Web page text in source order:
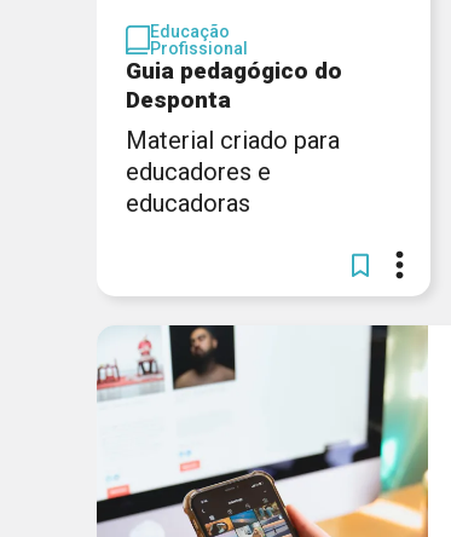
Educação
Profissional
Guia pedagógico do
Desponta
Material criado para
educadores e
educadoras